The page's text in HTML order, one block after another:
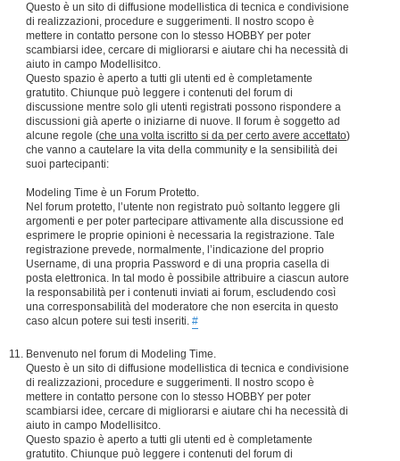
Questo è un sito di diffusione modellistica di tecnica e condivisione
di realizzazioni, procedure e suggerimenti. Il nostro scopo è
mettere in contatto persone con lo stesso HOBBY per poter
scambiarsi idee, cercare di migliorarsi e aiutare chi ha necessità di
aiuto in campo Modellisitco.
Questo spazio è aperto a tutti gli utenti ed è completamente
gratutito. Chiunque può leggere i contenuti del forum di
discussione mentre solo gli utenti registrati possono rispondere a
discussioni già aperte o iniziarne di nuove. Il forum è soggetto ad
alcune regole (che una volta iscritto si da per certo avere accettato)
che vanno a cautelare la vita della community e la sensibilità dei
suoi partecipanti:
Modeling Time è un Forum Protetto.
Nel forum protetto, l’utente non registrato può soltanto leggere gli
argomenti e per poter partecipare attivamente alla discussione ed
esprimere le proprie opinioni è necessaria la registrazione. Tale
registrazione prevede, normalmente, l’indicazione del proprio
Username, di una propria Password e di una propria casella di
posta elettronica. In tal modo è possibile attribuire a ciascun autore
la responsabilità per i contenuti inviati ai forum, escludendo così
una corresponsabilità del moderatore che non esercita in questo
caso alcun potere sui testi inseriti. #
Benvenuto nel forum di Modeling Time.
Questo è un sito di diffusione modellistica di tecnica e condivisione
di realizzazioni, procedure e suggerimenti. Il nostro scopo è
mettere in contatto persone con lo stesso HOBBY per poter
scambiarsi idee, cercare di migliorarsi e aiutare chi ha necessità di
aiuto in campo Modellisitco.
Questo spazio è aperto a tutti gli utenti ed è completamente
gratutito. Chiunque può leggere i contenuti del forum di